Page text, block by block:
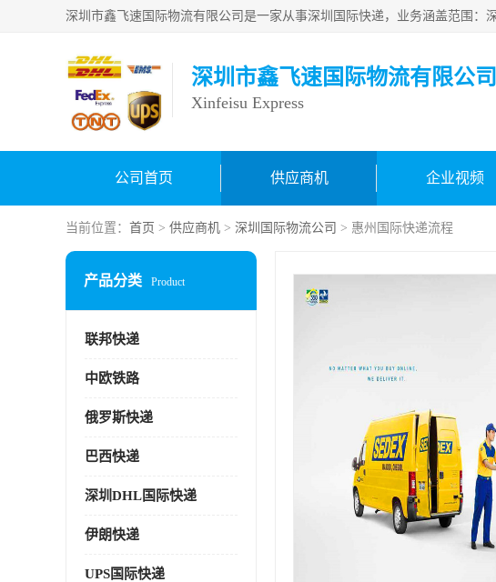
深圳市鑫飞速国际物流有限公司
Xinfeisu Express
公司首页 供应商机 企业视频
当前位置： 首页 > 供应商机 > 深圳国际物流公司 > 惠州国际快递流程
产品分类 Product
联邦快递
中欧铁路
俄罗斯快递
巴西快递
深圳DHL国际快递
伊朗快递
UPS国际快递